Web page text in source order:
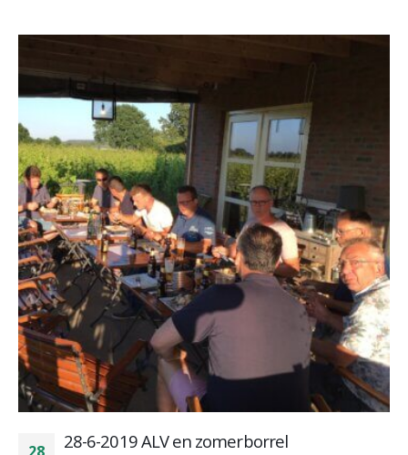
28-6-2019 ALV en zomerborrel